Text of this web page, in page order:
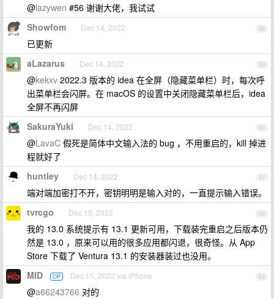
@lazywen #56 谢谢大佬，我试试
58
Showfom Dec 14, 2022
已更新
59
aLazarus Dec 14, 2022
@kekxv 2022.3 版本的 idea 在全屏（隐藏菜单栏）时，每次呼
出菜单栏会闪屏。在 macOS 的设置中关闭隐藏菜单栏后，idea
全屏不再闪屏
60
SakuraYuki Dec 14, 2022
@LavaC 假死是简体中文输入法的 bug ，不用重启的，kill 掉进
程就好了
61
huntley Dec 14, 2022
端对端加密打不开，密钥明明是输入对的，一直提示输入错误。
62
tvrcgo Dec 15, 2022
我的 13.0 系统提示有 13.1 更新可用，下载装完重启之后版本仍
然是 13.0 ，原来可以用的很多应用都闪退，很奇怪。从 App
Store 下载了 Ventura 13.1 的安装器装过也没用。
63
MID OP Dec 15, 2022 via iPhone
@a66243766 对的